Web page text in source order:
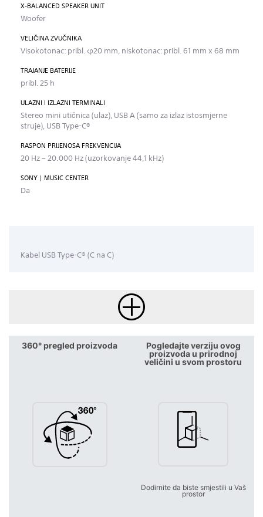
X-BALANCED SPEAKER UNIT
Woofer
VELIČINA ZVUČNIKA
Visokotonac: pribl. φ20 mm, niskotonac: pribl. 61 mm x 68 mm
TRAJANJE BATERIJE
pribl. 25 h
ULAZNI I IZLAZNI TERMINALI
Stereo mini utičnica (ulaz), USB A (samo za izlaz istosmjerne
struje), USB Type-C®
RASPON PRIJENOSA FREKVENCIJA
20 Hz – 20.000 Hz (uzorkovanje 44,1 kHz)
SONY | MUSIC CENTER
Da
Kabel USB Type-C® (C na C)
360° pregled proizvoda
Pogledajte verziju ovog
proizvoda u prirodnoj
veličini u svom prostoru
Dodirnite da biste smjestili u Vaš
prostor